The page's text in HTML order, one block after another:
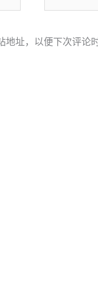
址，以便下次评论时